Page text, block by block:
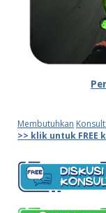
Membutuhkan
>> klik untuk FREE